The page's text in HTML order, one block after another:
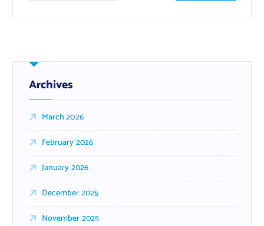
Archives
March 2026
February 2026
January 2026
December 2025
November 2025